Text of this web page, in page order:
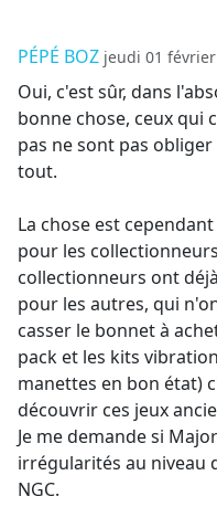
PÉPÉ BOZ jeudi 01
Oui, c'est sûr, dans
bonne chose, ceux qui
pas ne sont pas
tout.
La chose est
pour les
collectionneurs ont
pour les autres, qui
casser le bonnet à
pack et les kits
manettes en bon état)
découvrir ces jeux
Je me demande si
irrégularités au niveau
NGC.